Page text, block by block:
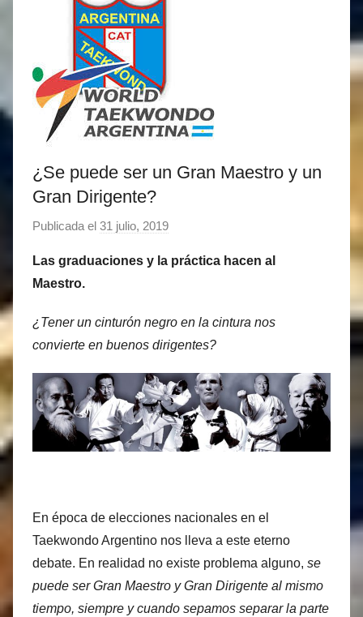
¿Se puede ser un Gran Maestro y un
Gran Dirigente?
Publicada el 31 julio, 2019
r
t
í
a
s
M
a
n
e
z
Las graduaciones y la práctica hacen al
Maestro.
¿Tener un cinturón negro en la cintura nos
convierte en buenos dirigentes?
En época de elecciones nacionales en el
Taekwondo Argentino nos lleva a este eterno
debate. En realidad no existe problema alguno, se
puede ser Gran Maestro y Gran Dirigente al mismo
tiempo, siempre y cuando sepamos separar la parte